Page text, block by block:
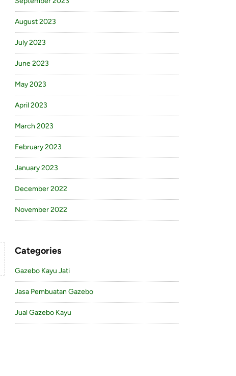
August 2023
July 2023
June 2023
May 2023
April 2023
March 2023
February 2023
January 2023
December 2022
November 2022
Categories
Gazebo Kayu Jati
Jasa Pembuatan Gazebo
Jual Gazebo Kayu